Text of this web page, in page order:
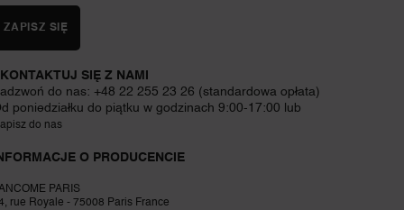
ZAPISZ SIĘ
SIĘ Z NAMI
do nas: +48 22 255 23 26 (standardowa opłata)
poniedziałku do piątku w godzinach 9:00-17:00 lub
do nas
O PRODUCENCIE
PARIS
rue Royale - 75008 Paris France